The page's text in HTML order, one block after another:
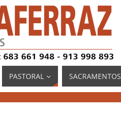
PASTORAL SACRAMENTOS